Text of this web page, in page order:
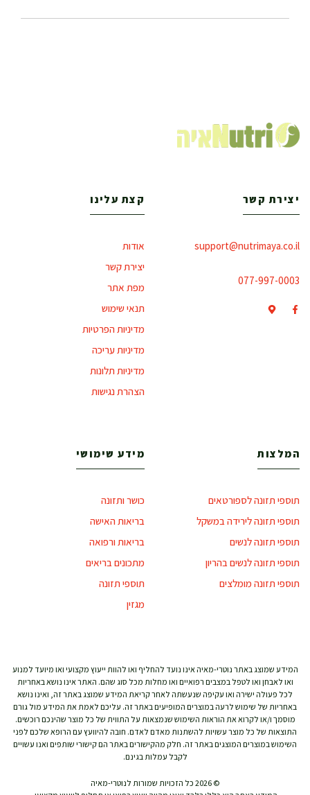
יצירת קשר
support@nutrimaya.co.il
077-997-0003
קצת עלינו
אודות
יצירת קשר
מפת אתר
תנאי שימוש
מדיניות הפרטיות
מדיניות עריכה
מדיניות תלונות
הצהרת נגישות
המלצות
תוספי תזונה לספורטאים
תוספי תזונה לירידה במשקל
תוספי תזונה לנשים
תוספי תזונה לנשים בהריון
תוספי תזונה מומלצים
מידע שימושי
כושר ותזונה
בריאות האישה
בריאות ורפואה
מתכונים בריאים
תוספי תזונה
מגזין
המידע שמוצג באתר נוטרי-מאיה אינו נועד להחליף ואו להוות ייעוץ מקצועי ואו מיועד למנוע
ואו לאבחן ואו לטפל במצבים רפואיים ואו מחלות מכל סוג שהם. האתר אינו נושא באחריות
לכל פעולה ישירה ואו עקיפה שנעשתה לאחר קריאת המידע שמוצג באתר זה, ואינו נושא
באחריות של שימוש לרעה במוצרים המופיעים באתר זה. עליכם לאמת את המידע מול גורם
מוסמך ו/או לקרוא את הוראות השימוש שנמצאות על התווית של כל מוצר שהינכם רוכשים.
התוצאות של כל מוצר עשויות להשתנות מאדם לאדם. חובה להיוועץ עם הרופא שלכם לפני
השימוש במוצרים המוצגים באתר זה. חלק מהקישורים באתר הם קישורי שותפים ואנו עשויים
לקבל עמלות בגינם.
© 2026 כל הזכויות שמורות לנוטרי-מאיה